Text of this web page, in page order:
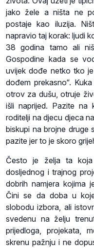
jako žele a ništa ne
postaje kao iluzija.
napravio taj korak: ljudi
38 godina tamo ali
Gospodine kada se
uvijek dođe netko tko
dođem prekasno“.
otrov za dušu, otruje
išli naprijed. Pazite na
roditelji na djecu djeca
biskupi na brojne druge
pazite jer to je skoro
Često je želja ta koja
dosljednog i trajnog
dobrih namjera kojima
Čini se da doba u
slobodu izbora, ali
svedenu na želju
prijedloga, projekata,
skrenu pažnju i ne